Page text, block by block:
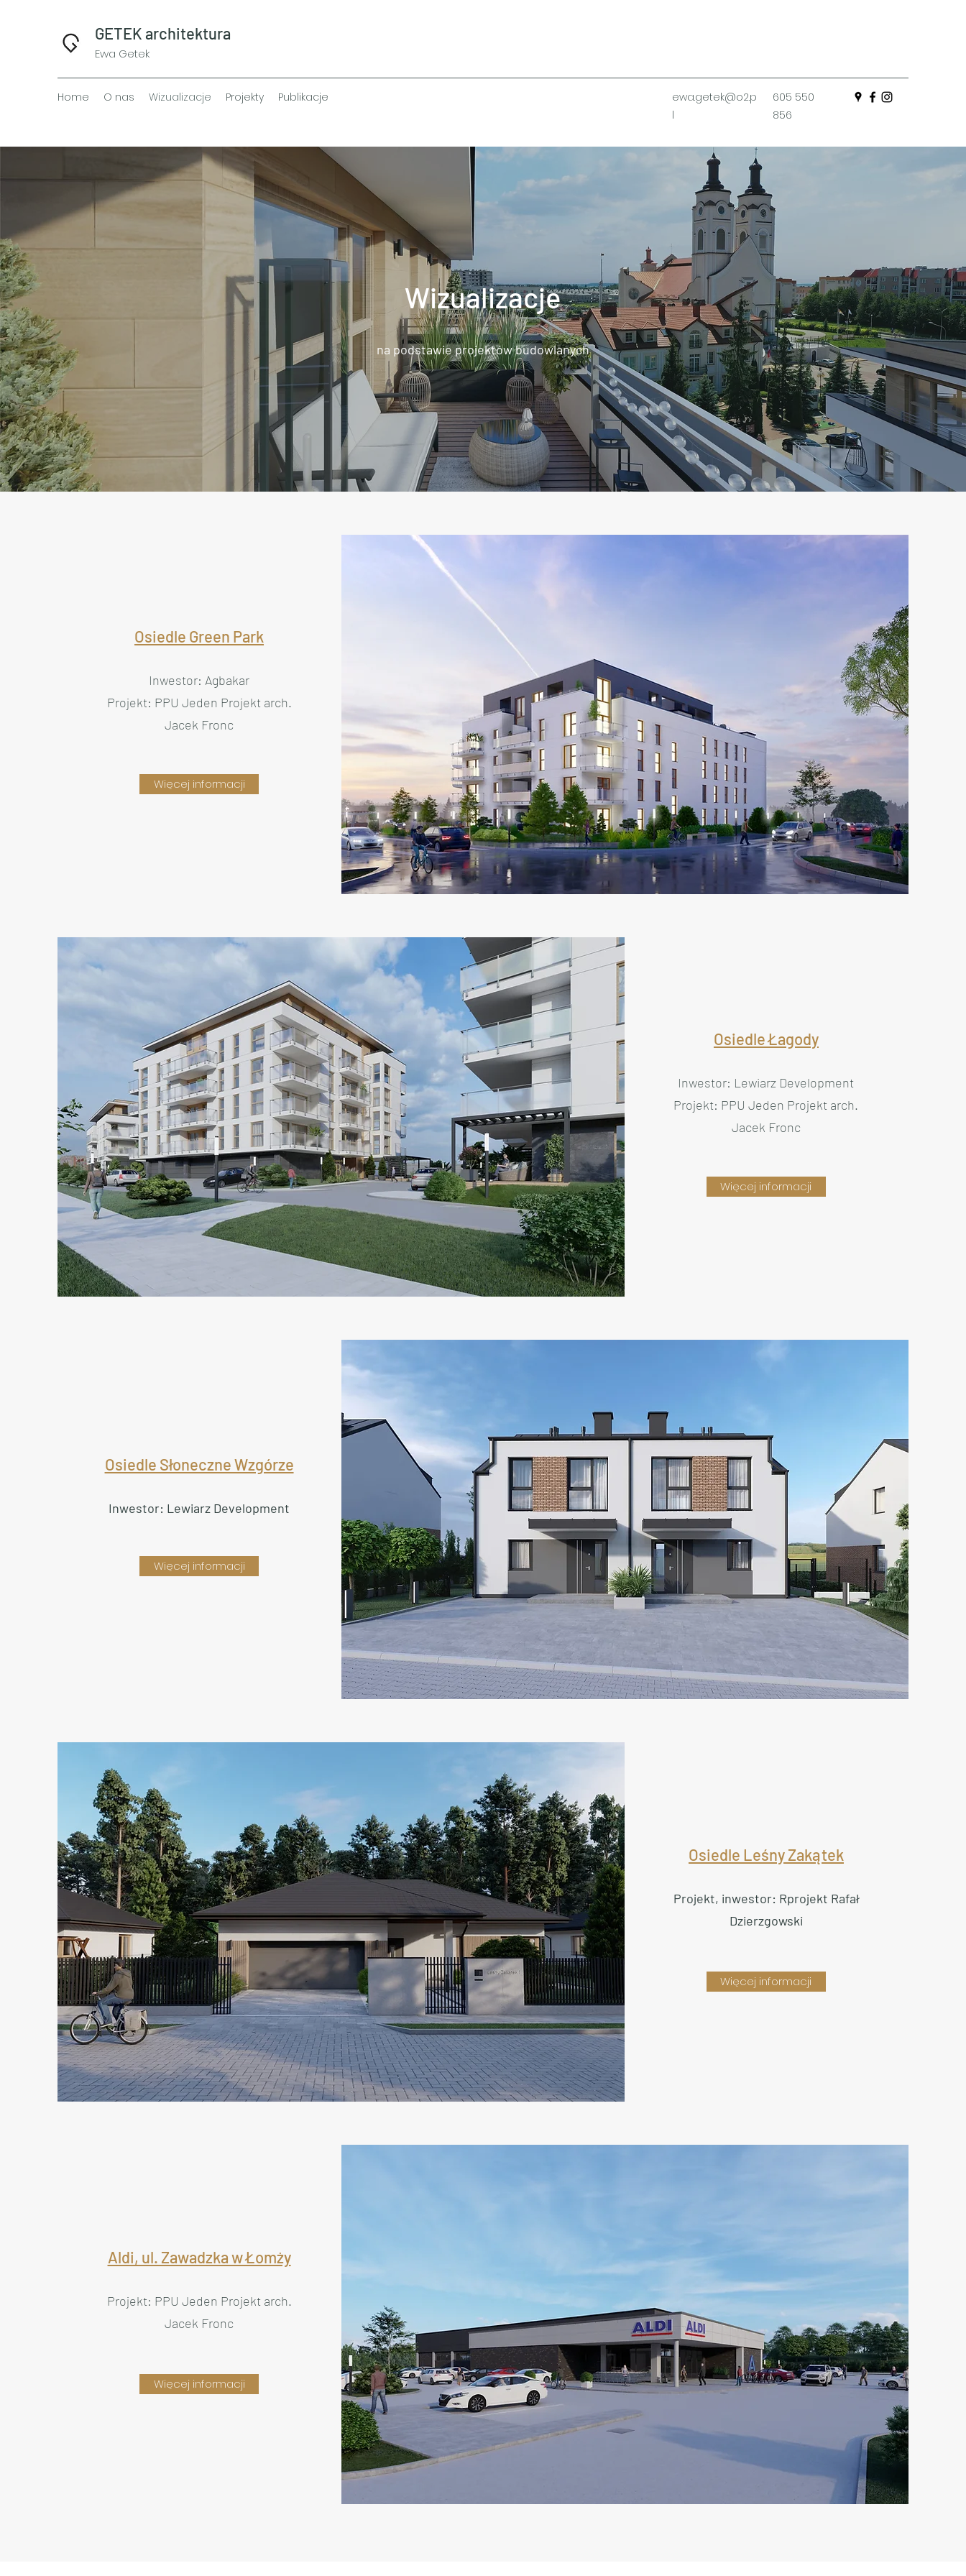
GETEK architektura
Ewa Getek
Home O nas Wizualizacje Projekty Publikacje
ewa.getek@o2.p
l
605 550
856
Wizualizacje
na podstawie projektów budowlanych
Osiedle Green Park
Inwestor: Agbakar
Projekt: PPU Jeden Projekt arch.
Jacek Fronc
Więcej informacji
Osiedle Łagody
Inwestor: Lewiarz Development
Projekt: PPU Jeden Projekt arch.
Jacek Fronc
Więcej informacji
Osiedle Słoneczne Wzgórze
Inwestor: Lewiarz Development
Więcej informacji
Osiedle Leśny Zakątek
Projekt, inwestor: Rprojekt Rafał
Dzierzgowski
Więcej informacji
Aldi, ul. Zawadzka w Łomży
Projekt: PPU Jeden Projekt arch.
Jacek Fronc
Więcej informacji